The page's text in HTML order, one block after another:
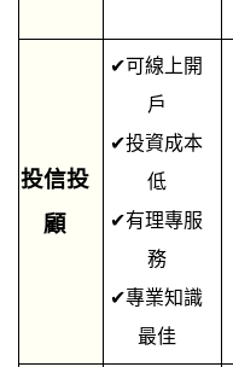
投信投
顧
✔可線上開
戶
✔投資成本
低
✔有理專服
務
✔專業知識
最佳